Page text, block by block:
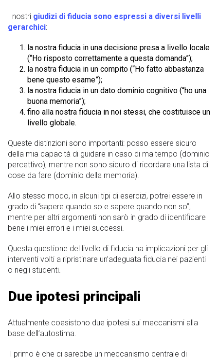
I nostri giudizi di fiducia sono espressi a diversi livelli
gerarchici:
la nostra fiducia in una decisione presa a livello locale
(“Ho risposto correttamente a questa domanda”);
la nostra fiducia in un compito (“Ho fatto abbastanza
bene questo esame”);
la nostra fiducia in un dato dominio cognitivo (“ho una
buona memoria”);
fino alla nostra fiducia in noi stessi, che costituisce un
livello globale.
Queste distinzioni sono importanti: posso essere sicuro
della mia capacità di guidare in caso di maltempo (dominio
percettivo), mentre non sono sicuro di ricordare una lista di
cose da fare (dominio della memoria).
Allo stesso modo, in alcuni tipi di esercizi, potrei essere in
grado di “sapere quando so e sapere quando non so”,
mentre per altri argomenti non sarò in grado di identificare
bene i miei errori e i miei successi.
Questa questione del livello di fiducia ha implicazioni per gli
interventi volti a ripristinare un’adeguata fiducia nei pazienti
o negli studenti.
Due ipotesi principali
Attualmente coesistono due ipotesi sui meccanismi alla
base dell’autostima.
Il primo è che ci sarebbe un meccanismo centrale di